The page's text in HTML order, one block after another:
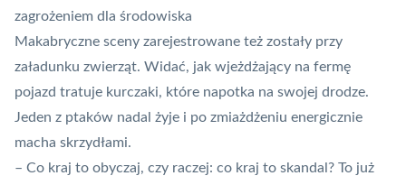
zagrożeniem dla środowiska
Makabryczne sceny zarejestrowane też zostały przy
załadunku zwierząt. Widać, jak wjeżdżający na fermę
pojazd tratuje kurczaki, które napotka na swojej drodze.
Jeden z ptaków nadal żyje i po zmiażdżeniu energicznie
macha skrzydłami.
– Co kraj to obyczaj, czy raczej: co kraj to skandal? To już